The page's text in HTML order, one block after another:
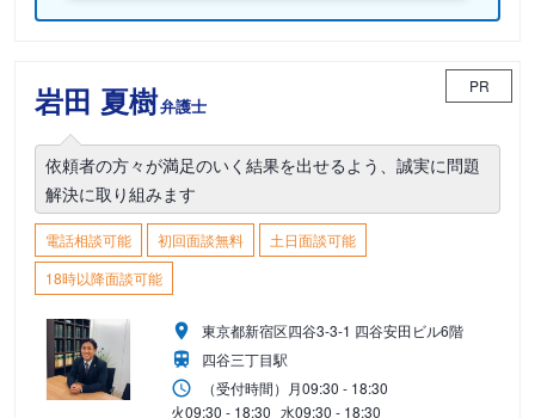
岩田 夏樹弁護士
PR
依頼者の方々が満足のいく結果を出せるよう、誠実に問題
解決に取り組みます
電話相談可能 初回面談無料
土日面談可能
18時以降面談可能
東京都新宿区四谷3-3-1 四谷安田ビル6階
四谷三丁目駅
（受付時間） 月09:30 - 18:30
火09:30 - 18:30 水09:30 - 18:30